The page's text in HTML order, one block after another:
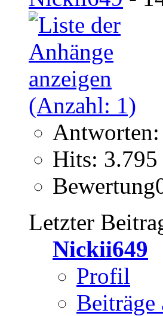
Antworten:
Hits: 3.795
Letzter
Nickii649
Profil
Beiträge